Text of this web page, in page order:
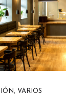
, VARIOS